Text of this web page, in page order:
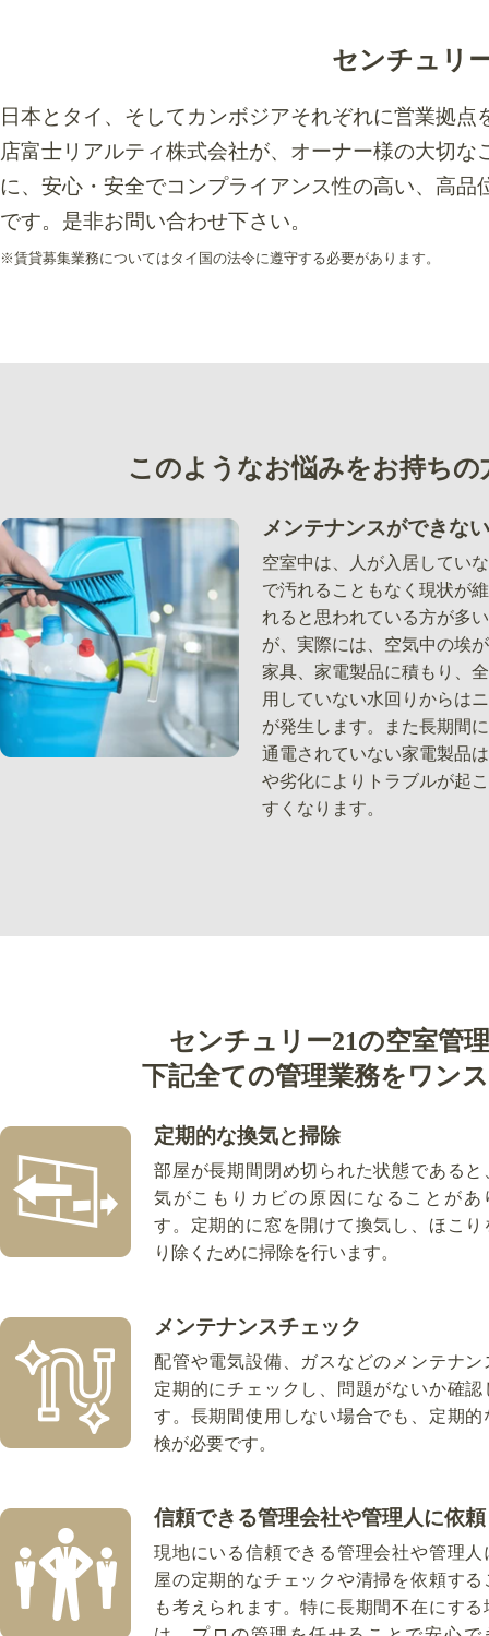
センチュリ
日本とタイ、そしてカンボジアそれぞれに営業拠
店富士リアルティ株式会社が、オーナー様の大切
に、安心・安全でコンプライアンス性の高い、高
です。是非お問い合わせ下さい。
※賃貸募集業務についてはタイ国の法令に遵守する必要があります。
このようなお悩みをお持ちの
メンテナンスができない
空室中は、人が入居してい
で汚れることもなく現状が
れると思われている方が多
が、実際には、空気中の埃
家具、家電製品に積もり、
用していない水回りからは
が発生します。また長期間
通電されていない家電製品
や劣化によりトラブルが起
すくなります。
センチュリー21の空室管
下記全ての管理業務をワン
定期的な換気と掃除
部屋が長期間閉め切られた状態であると
気がこもりカビの原因になることがあ
す。定期的に窓を開けて換気し、ほこり
り除くために掃除を行います。
メンテナンスチェック
配管や電気設備、ガスなどのメンテナン
定期的にチェックし、問題がないか確認
す。長期間使用しない場合でも、定期的
検が必要です。
信頼できる管理会社や管理人に依頼
現地にいる信頼できる管理会社や管理人
屋の定期的なチェックや清掃を依頼する
も考えられます。特に長期間不在にする